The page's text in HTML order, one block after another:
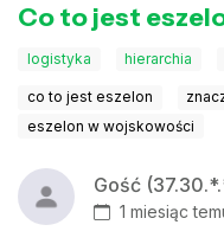
Co to jest
logistyka hierarchia
co to jest eszelon
eszelon w wojskowości
Gość
1 miesiąc